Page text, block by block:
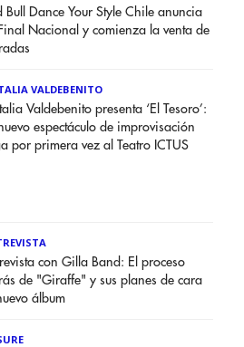
Bull Dance Your Style Chile anuncia
Nacional y comienza la venta de
VALDEBENITO
Valdebenito presenta ‘El Tesoro’:
espectáculo de improvisación
por primera vez al Teatro ICTUS
con Gilla Band: El proceso
de "Giraffe" y sus planes de cara
álbum